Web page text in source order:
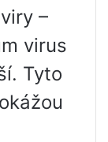
–
virus
Tyto